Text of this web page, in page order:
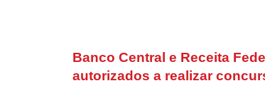
Banco Central e Receita
autorizados a realizar